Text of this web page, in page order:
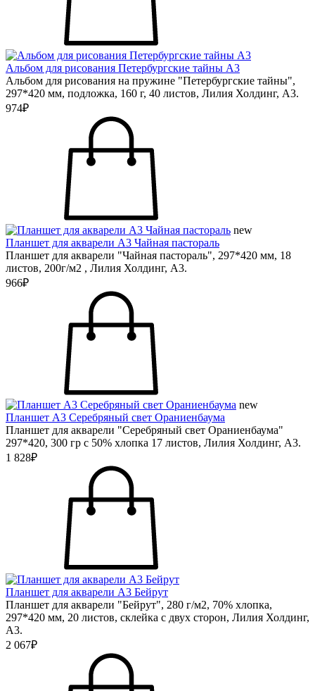
Альбом для рисования Петербургские тайны А3
Альбом для рисования на пружине "Петербургские тайны",
297*420 мм, подложка, 160 г, 40 листов, Лилия Холдинг, А3.
974₽
new
Планшет для акварели А3 Чайная пастораль
Планшет для акварели "Чайная пастораль", 297*420 мм, 18
листов, 200г/м2 , Лилия Холдинг, А3.
966₽
new
Планшет А3 Серебряный свет Ораниенбаума
Планшет для акварели "Серебряный свет Ораниенбаума"
297*420, 300 гр с 50% хлопка 17 листов, Лилия Холдинг, А3.
1 828₽
Планшет для акварели А3 Бейрут
Планшет для акварели "Бейрут", 280 г/м2, 70% хлопка,
297*420 мм, 20 листов, склейка с двух сторон, Лилия Холдинг,
А3.
2 067₽